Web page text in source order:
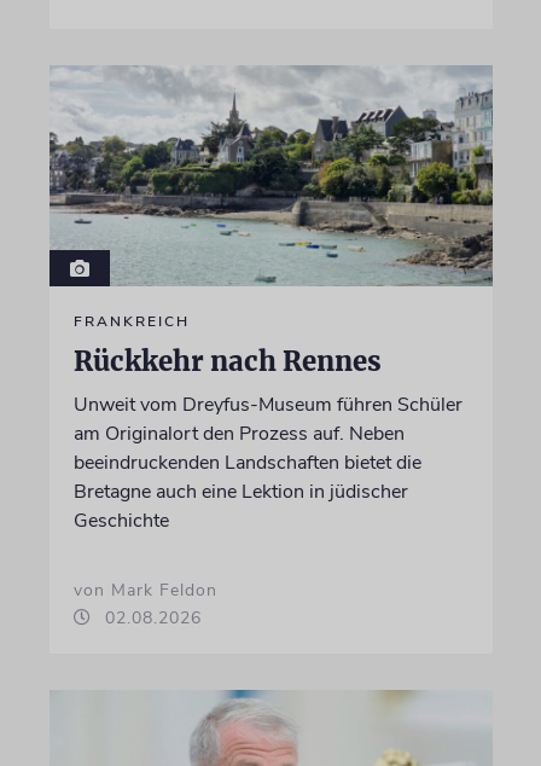
FRANKREICH
Rückkehr nach Rennes
Unweit vom Dreyfus-Museum führen Schüler
am Originalort den Prozess auf. Neben
beeindruckenden Landschaften bietet die
Bretagne auch eine Lektion in jüdischer
Geschichte
von Mark Feldon
02.08.2026